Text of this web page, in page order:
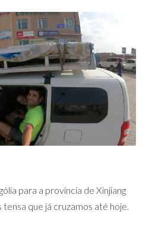
para a província de Xinjiang
que já cruzamos até hoje.